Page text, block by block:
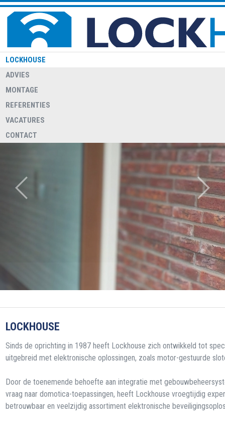
LOCKHOUSE
ADVIES
MONTAGE
REFERENTIES
VACATURES
CONTACT
Lockhouse heeft een 24/7 storingsdienst voor relaties met een
LOCKHOUSE
Sinds de oprichting in 1987 heeft Lockhouse zich ontwikkeld tot
uitgebreid met elektronische oplossingen, zoals motor-gestuurde
Door de toenemende behoefte aan integratie met
vraag naar domotica-toepassingen, heeft Lockhouse vroegtijdig
betrouwbaar en veelzijdig assortiment elektronische